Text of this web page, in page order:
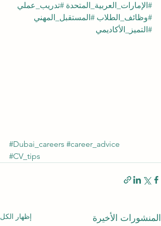
#الإمارات_العربية_المتحدة #تدريب_عملي
#وظائف_الطلاب #المستقبل_المهني
#التميز_الأكاديمي
#Dubai_careers #career_advice
#CV_tips
المنشورات الأخيرة إظهار الكل